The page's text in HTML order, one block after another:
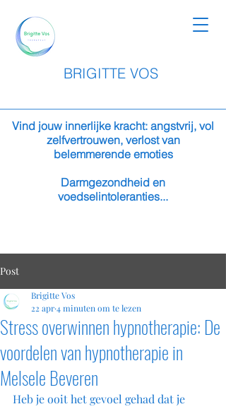
BRIGITTE VOS
Vind jouw innerlijke kracht: angstvrij, vol
zelfvertrouwen, verlost van
belemmerende emoties
Darmgezondheid en
voedselintoleranties...
Post
Stress overwinnen hypnotherapie: De
voordelen van hypnotherapie in
Melsele Beveren
Brigitte Vos
22 apr4 minuten om te lezen
Heb je ooit het gevoel gehad dat je